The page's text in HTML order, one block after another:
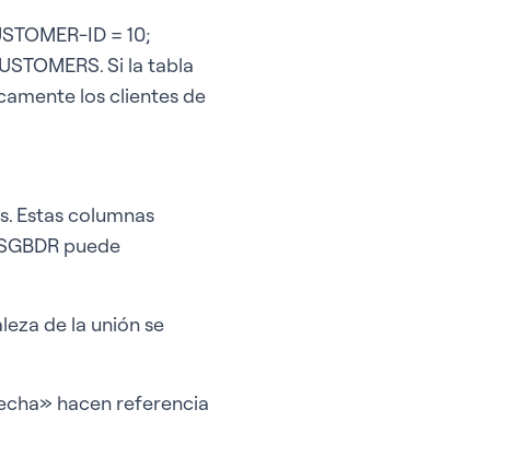
ID = 10;
Si la tabla
los clientes de
Estas columnas
puede
de la unión se
hacen referencia